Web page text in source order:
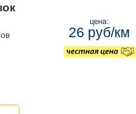
цена:
26 руб/км